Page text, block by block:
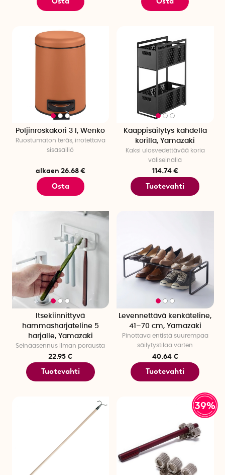
Poljinroskakori 3 l, Wenko
Ruostumaton teräs, irrotettava
sisäsäiliö
alkaen 26.68 €
Osta
Kaappisäilytys kahdella
korilla, Yamazaki
Kaksi ulosvedettävää koria
väliseinällä
114.74 €
Tuotevahti
Itsekiinnittyvä
hammasharjateline 5
harjalle, Yamazaki
Seinäasennus ilman porausta
22.95 €
Tuotevahti
Levennettävä kenkäteline,
41–70 cm, Yamazaki
Pinottava entistä suurempaa
säilytystilaa varten
40.64 €
Tuotevahti
39%